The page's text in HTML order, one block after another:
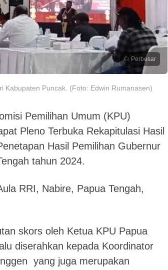
Perbesar
Kabupaten Puncak. (Foto: Edwin Rumanasen)
Pemilihan Umum (KPU)
Pleno Terbuka Rekapitulasi Hasil
Hasil Pemilihan Gubernur
tahun 2024.
RRI, Nabire, Papua Tengah,
skors oleh Ketua KPU Papua
diserahkan kepada Koordinator
yang juga merupakan